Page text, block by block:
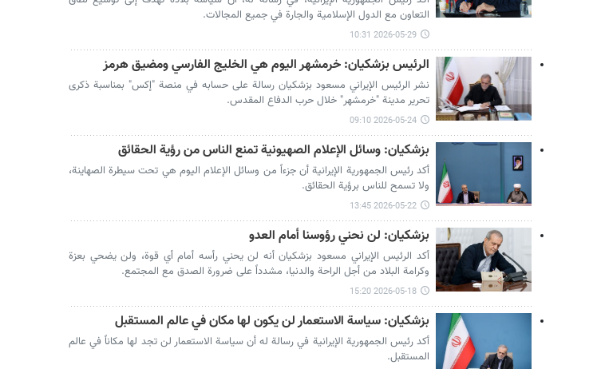
التعاون مع الدول الإسلامية والجارة في جميع المجالات.
2026-05-29 10:31
الرئيس بزشكيان: خرمشهر اليوم هي الخليج الفارسي ومضيق هرمز
نشر الرئيس الإيراني مسعود بزشكيان رسالة على حسابه في منصة "إكس" بمناسبة ذكرى
تحرير مدينة "خرمشهر" خلال حرب الدفاع المقدس.
2026-05-24 09:10
بزشكيان: وسائل الإعلام الصهيونية تمنع الناس من رؤية الحقائق
أكد رئيس الجمهورية الإيرانية أن جزءاً من وسائل الإعلام اليوم هي تحت سيطرة الصهاينة،
ولا تسمح للناس برؤية الحقائق.
2026-05-22 13:45
بزشكيان: لن نحني رؤوسنا أمام العدو
أكد الرئيس الإيراني مسعود بزشكيان أنه لن يحني رأسه أمام أي قوة، ولن يضحي بعزة
وكرامة البلاد من أجل الراحة والدنيا، مشدداً على ضرورة الصدق مع المجتمع.
2026-05-18 15:20
بزشكيان: سياسة الاستعمار لن يكون لها مكان في عالم المستقبل
أكد رئيس الجمهورية الإيرانية في رسالة له أن سياسة الاستعمار لن تجد لها مكاناً في عالم
المستقبل.